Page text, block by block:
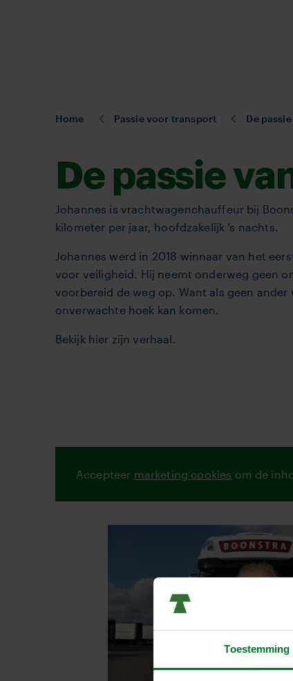
Toestemming
U
Home Passie voor transport De
De passie
Johannes is vrachtwagenchauffeur bij
kilometer per jaar, hoofdzakelijk ’s nachts.
Johannes werd in 2018 winnaar van het
voor veiligheid. Hij neemt onderweg geen
voorbereid de weg op. Want als geen
onverwachte hoek kan komen.
Bekijk hier zijn verhaal.
Accepteer marketing cookies om de